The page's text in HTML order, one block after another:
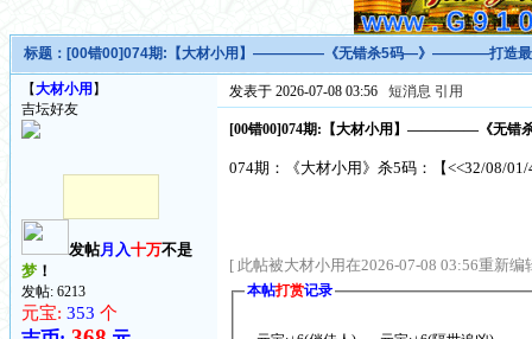
标题： [00错00]074期:【大材小用】—————《无错杀5码—》————打造最
【大材小用 】
吉坛好友
发帖月入十万不是
梦！
发帖: 6213
元宝: 353 个
发表于 2026-07-08 03:56 短消息 引用
[00错00]074期:【大材小用】—————《无
074期：《大材小用》杀5码：【<<32/08/
[ 此帖被大材小用在2026-07-08 03:56重新编
本帖打赏记录